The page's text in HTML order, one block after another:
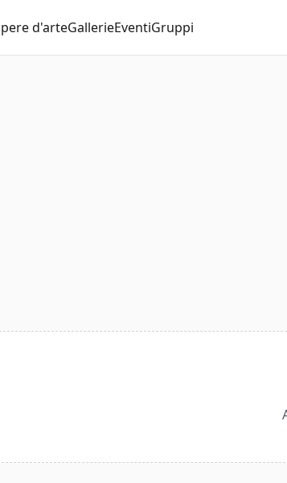
d'arteGallerieEventiGruppi